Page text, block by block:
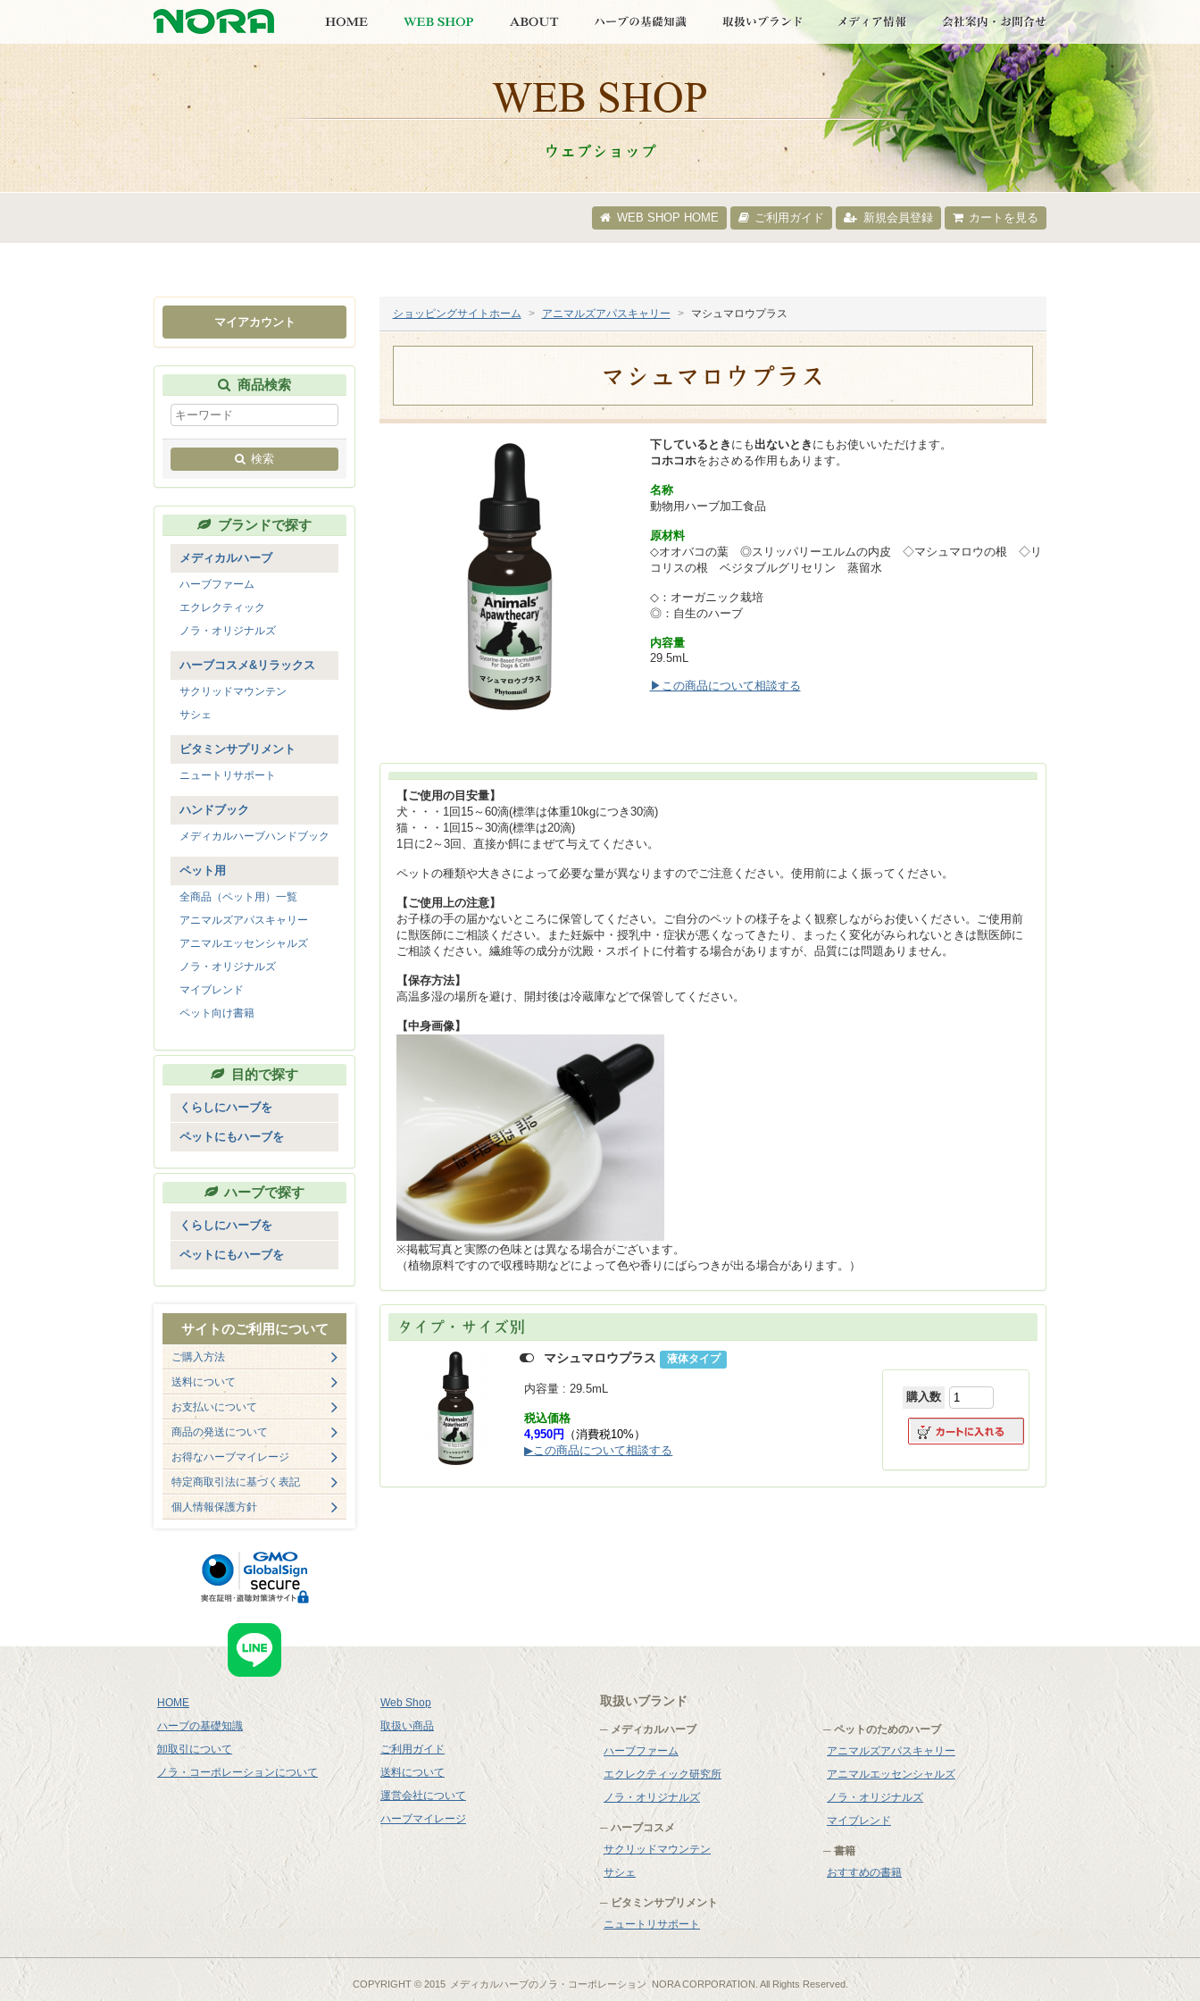
WEB SHOP
ウェブショップ
WEB SHOP HOME ご利用ガイド 新規会員登録 カートを見る
ショッピングサイトホーム アニマルズアパスキャリー マシュマロウプラス
マシュマロウプラス
下しているとき にも出ないとき にもお使いいただけます。
コホコホをおさめる作用もあります。
名称
動物用ハーブ加工食品
原材料
◇オオバコの葉 ◎スリッパリーエルムの内皮 ◇マシュマロウの根 ◇リ
コリスの根 ベジタブルグリセリン 蒸留水
◇：オーガニック栽培
◎：自生のハーブ
内容量
29.5mL
▶この商品について相談する
【ご使用の目安量】
犬・・・1回15～60滴(標準は体重10kgにつき30滴)
猫・・・1回15～30滴(標準は20滴)
1日に2～3回、直接か餌にまぜて与えてください。
ペットの種類や大きさによって必要な量が異なりますのでご注意ください。使用前によく振ってください。
【ご使用上の注意】
お子様の手の届かないところに保管してください。ご自分のペットの様子をよく観察しながらお使いください。ご使用前
に獣医師にご相談ください。また妊娠中・授乳中・症状が悪くなってきたり、まったく変化がみられないときは獣医師に
ご相談ください。繊維等の成分が沈殿・スポイトに付着する場合がありますが、品質には問題ありません。
【保存方法】
高温多湿の場所を避け、開封後は冷蔵庫などで保管してください。
【中身画像】
※掲載写真と実際の色味とは異なる場合がございます。
（植物原料ですので収穫時期などによって色や香りにばらつきが出る場合があります。）
タイプ・サイズ別
マシュマロウプラス 液体タイプ
内容量 : 29.5mL
税込価格
4,950円
（消費税10%）
▶この商品について相談する
購入数
マイアカウント
商品検索
検索
ブランドで探す
メディカルハーブ
ハーブファーム
エクレクティック
ノラ・オリジナルズ
ハーブコスメ&リラックス
サクリッドマウンテン
サシェ
ビタミンサプリメント
ニュートリサポート
ハンドブック
メディカルハーブハンドブック
ペット用
全商品（ペット用）一覧
アニマルズアパスキャリー
アニマルエッセンシャルズ
ノラ・オリジナルズ
マイブレンド
ペット向け書籍
目的で探す
くらしにハーブを
リラックス
美容
女性に
ホルモンバランス
男性に
生活習慣
忙しい現代人に
立ち仕事に
春のハーブ
夏のハーブ
秋のハーブ
冬のハーブ
記憶
その他メディカル
ペットにもハーブを
毎日のごはんに
6歳を過ぎたら
大きな音が怖い
お留守番に
心臓の健康維持に
腎臓の健康維持に
脳の健康維持に
胃腸の健康維持に
目の健康維持に
膀胱の健康維持
口の健康維持に
耳の健康維持に
皮膚の健康維持に
被毛の健康維持に
ごほうびに
呼吸器の健康維持に
ハーブで探す
くらしにハーブを
アイブライト
アルファルファ
イエロードック
イチョウ
エキナシア
エルダー
オリーブリーフ
ガーリック
カイエンヌ
カモミール
クランベリー
クロフサスグリ
高麗人参
ゴツコーラ
シベリア人参
ショウガ
スカルキャップ
セイヨウタンポポ
セントジョンズワート
ニガウリ
ネトル
パウダルコ
パッションフラワー
ヒソップ
ペットにもハーブを
アルファルファ
イエロードック
イチョウ
ウィッチヘーゼル
エキナシア
オート麦
オオバコ
大麦若葉
オリーブリーフ
オレンジオイル
カウチグラス
カモミール
ガーリック
カルシウム
カレンデュラ
キャロットシード
クランベリー
クロフサスグリ
サツマイモ
シトロネラ
シベリア人参
シャンピニオン
消化酵素
サイトのご利用について
ご購入方法
送料について
お支払いについて
商品の発送について
お得なハーブマイレージ
特定商取引法に基づく表記
個人情報保護方針
HOME
ハーブの基礎知識
卸取引について
ノラ・コーポレーションについて
Web Shop
取扱い商品
ご利用ガイド
送料について
運営会社について
ハーブマイレージ
取扱いブランド
メディカルハーブ
ハーブファーム
エクレクティック研究所
ノラ・オリジナルズ
ハーブコスメ
サクリッドマウンテン
サシェ
ビタミンサプリメント
ニュートリサポート
ペットのためのハーブ
アニマルズアパスキャリー
アニマルエッセンシャルズ
ノラ・オリジナルズ
マイブレンド
書籍
おすすめの書籍
COPYRIGHT © 2015 メディカルハーブのノラ・コーポレーション NORA CORPORATION. All Rights Reserved.